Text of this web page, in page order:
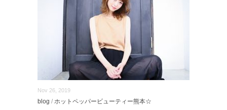
Nov 26, 2019
blog / ホットペッパービューティー熊本☆